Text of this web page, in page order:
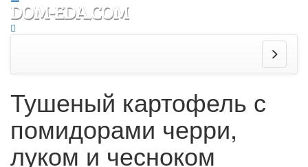
Тушеный картофель с
помидорами черри,
луком и чесноком